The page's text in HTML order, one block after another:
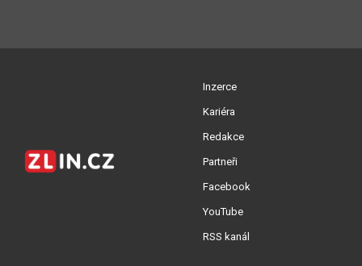
Inzerce
Kariéra
Redakce
Partneři
Facebook
YouTube
RSS kanál